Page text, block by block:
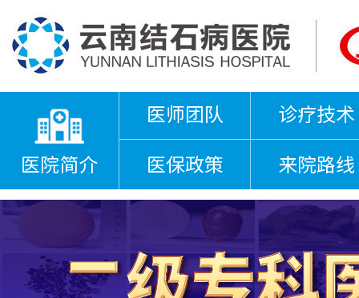
医院简介
医师团队 诊疗技术
医保政策 来院路线